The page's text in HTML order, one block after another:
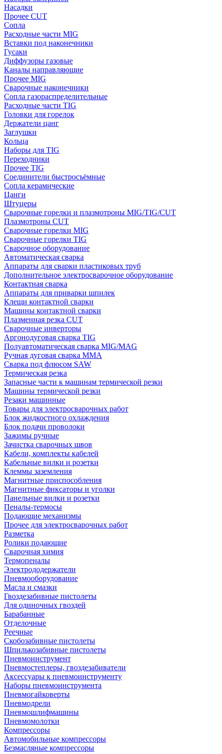
Насадки
Прочее CUT
Сопла
Расходные части MIG
Вставки под наконечники
Гусаки
Диффузоры газовые
Каналы направляющие
Прочее MIG
Сварочные наконечники
Сопла газораспределительные
Расходные части TIG
Головки для горелок
Держатели цанг
Заглушки
Кольца
Наборы для TIG
Переходники
Прочее TIG
Соединители быстросъёмные
Сопла керамические
Цанги
Штуцеры
Сварочные горелки и плазмотроны MIG/TIG/CUT
Плазмотроны CUT
Сварочные горелки MIG
Сварочные горелки TIG
Сварочное оборудование
Автоматическая сварка
Аппараты для сварки пластиковых труб
Дополнительное электросварочное оборудование
Контактная сварка
Аппараты для приварки шпилек
Клещи контактной сварки
Машины контактной сварки
Плазменная резка CUT
Сварочные инверторы
Аргонодуговая сварка TIG
Полуавтоматическая сварка MIG/MAG
Ручная дуговая сварка MMA
Сварка под флюсом SAW
Термическая резка
Запасные части к машинам термической резки
Машины термической резки
Резаки машинные
Товары для электросварочных работ
Блок жидкостного охлаждения
Блок подачи проволоки
Зажимы ручные
Зачистка сварочных швов
Кабели, комплекты кабелей
Кабельные вилки и розетки
Клеммы заземления
Магнитные приспособления
Магнитные фиксаторы и уголки
Панельные вилки и розетки
Пеналы-термосы
Подающие механизмы
Прочее для электросварочных работ
Разметка
Ролики подающие
Сварочная химия
Термопеналы
Электрододержатели
Пневмооборудование
Масла и смазки
Гвоздезабивные пистолеты
Для одиночных гвоздей
Барабанные
Отделочные
Реечные
Скобозабивные пистолеты
Шпилькозабивные пистолеты
Пневмоинструмент
Пневмостеплеры, гвоздезабиватели
Аксессуары к пневмоинструменту
Наборы пневмоинструмента
Пневмогайковерты
Пневмодрели
Пневмошлифмашины
Пневмомолотки
Компрессоры
Автомобильные компрессоры
Безмасляные компрессоры